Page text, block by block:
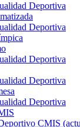
Deportiva
Deportiva
Deportiva
Deportiva
Deportiva
CMIS